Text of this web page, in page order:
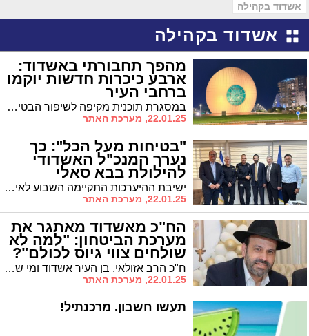
אשדוד בקהילה
אשדוד בקהילה
מהפך תחבורתי באשדוד:
ארבע כיכרות חדשות יוקמו
ברחבי העיר
במסגרת תוכנית מקיפה לשיפור הבטיחות בדרכים, עיריית אשדוד יוצאת למבצע רחב היקף להקמת ארבע כיכרות חדשות ברחבי העיר
22.01.25, מערכת האתר
"בטיחות מעל הכל": כך
נערך המנכ"ל האשדודי
להילולת בבא סאלי
ישיבת ההיערכות התקיימה השבוע לאישור תוכניות להילולת בבא סאלי זיע"א בהשתתפות בכירי המשרד לשירותי דת, המנכ"ל האשדודי יהודה אבידן ובכירי משטרת ישראל מחוז דרום
22.01.25, מערכת האתר
הח"כ מאשדוד מאתגר את
מערכת הביטחון: "למה לא
שולחים צווי גיוס לכולם"?
ח"כ הרב אזולאי, בן העיר אשדוד ומי שמכהן כיו"ר סיעת ש"ס בכנסת, הצהיר כי "אין כזה דבר מכסת לומדי תורה. כל מי שרוצה ללמוד יכול ללמוד"
22.01.25, מערכת האתר
תעשו חשבון. מרכנתיל!